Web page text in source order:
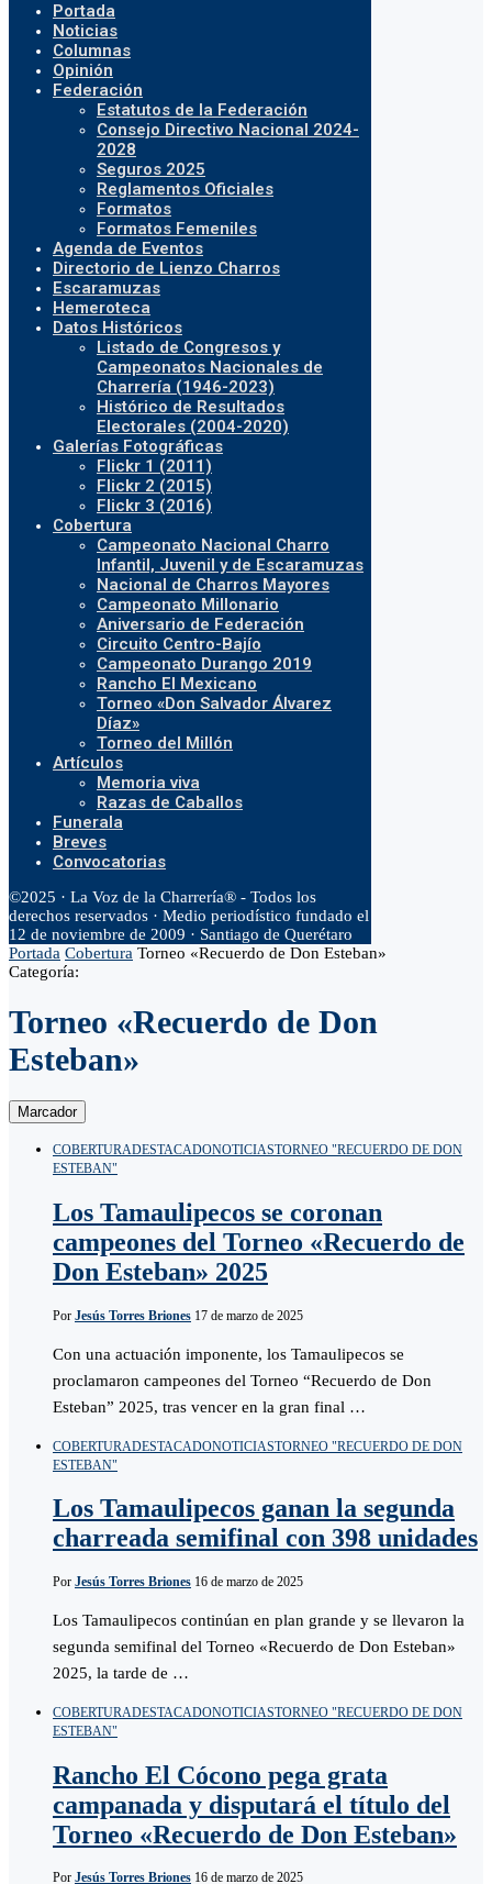
Portada
Noticias
Columnas
Opinión
Federación
Estatutos de la Federación
Consejo Directivo Nacional 2024-
2028
Seguros 2025
Reglamentos Oficiales
Formatos
Formatos Femeniles
Agenda de Eventos
Directorio de Lienzo Charros
Escaramuzas
Hemeroteca
Datos Históricos
Listado de Congresos y
Campeonatos Nacionales de
Charrería (1946-2023)
Histórico de Resultados
Electorales (2004-2020)
Galerías Fotográficas
Flickr 1 (2011)
Flickr 2 (2015)
Flickr 3 (2016)
Cobertura
Campeonato Nacional Charro
Infantil, Juvenil y de Escaramuzas
Nacional de Charros Mayores
Campeonato Millonario
Aniversario de Federación
Circuito Centro-Bajío
Campeonato Durango 2019
Rancho El Mexicano
Torneo «Don Salvador Álvarez
Díaz»
Torneo del Millón
Artículos
Memoria viva
Razas de Caballos
Funerala
Breves
Convocatorias
©2025 · La Voz de la Charrería® - Todos los
derechos reservados · Medio periodístico fundado el
12 de noviembre de 2009 · Santiago de Querétaro
Portada Cobertura Torneo «Recuerdo de Don Esteban»
Categoría:
Torneo «Recuerdo de Don
Esteban»
Marcador
COBERTURADESTACADONOTICIASTORNEO "RECUERDO DE DON
ESTEBAN"
Los Tamaulipecos se coronan
campeones del Torneo «Recuerdo de
Don Esteban» 2025
Por Jesús Torres Briones 17 de marzo de 2025
Con una actuación imponente, los Tamaulipecos se
proclamaron campeones del Torneo “Recuerdo de Don
Esteban” 2025, tras vencer en la gran final …
COBERTURADESTACADONOTICIASTORNEO "RECUERDO DE DON
ESTEBAN"
Los Tamaulipecos ganan la segunda
charreada semifinal con 398 unidades
Por Jesús Torres Briones 16 de marzo de 2025
Los Tamaulipecos continúan en plan grande y se llevaron la
segunda semifinal del Torneo «Recuerdo de Don Esteban»
2025, la tarde de …
COBERTURADESTACADONOTICIASTORNEO "RECUERDO DE DON
ESTEBAN"
Rancho El Cócono pega grata
campanada y disputará el título del
Torneo «Recuerdo de Don Esteban»
Por Jesús Torres Briones 16 de marzo de 2025